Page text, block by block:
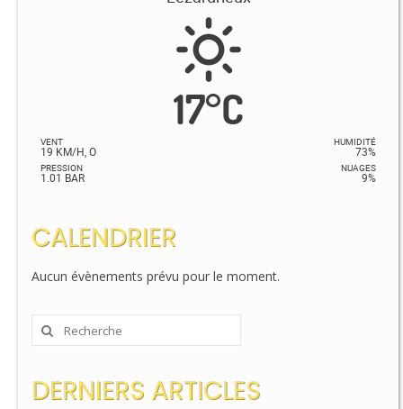
17°C
VENT
19 KM/H, O
PRESSION
1.01 BAR
HUMIDITÉ
73%
NUAGES
9%
CALENDRIER
Aucun évènements prévu pour le moment.
Rechercher
:
DERNIERS ARTICLES